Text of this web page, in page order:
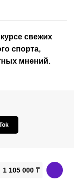
свежих
спорта,
мнений.
1 105 000 ₸